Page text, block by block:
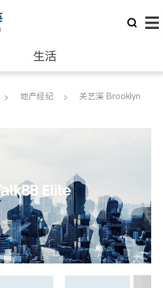
生活
律师
非盈利组织
地产经纪
关艺溪 Brooklyn